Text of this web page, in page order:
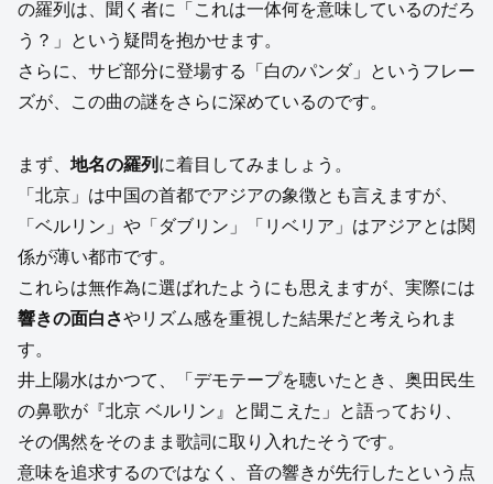
の羅列は、聞く者に「これは一体何を意味しているのだろ
う？」という疑問を抱かせます。
さらに、サビ部分に登場する「白のパンダ」というフレー
ズが、この曲の謎をさらに深めているのです。
まず、 地名の羅列 に着目してみましょう。
「北京」は中国の首都でアジアの象徴とも言えますが、
「ベルリン」や「ダブリン」「リベリア」はアジアとは関
係が薄い都市です。
これらは無作為に選ばれたようにも思えますが、実際には
響きの面白さやリズム感を重視した結果だと考えられま
す。
井上陽水はかつて、「デモテープを聴いたとき、奥田民生
の鼻歌が『北京 ベルリン』と聞こえた」と語っており、
その偶然をそのまま歌詞に取り入れたそうです。
意味を追求するのではなく、音の響きが先行したという点